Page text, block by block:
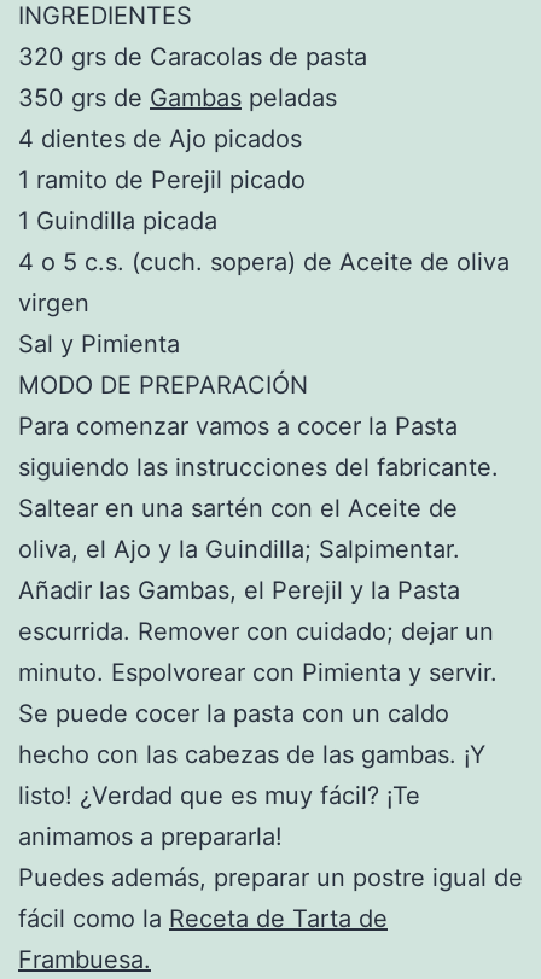
INGREDIENTES
320 grs de Caracolas de pasta
350 grs de Gambas peladas
4 dientes de Ajo picados
1 ramito de Perejil picado
1 Guindilla picada
4 o 5 c.s. (cuch. sopera) de Aceite de oliva
virgen
Sal y Pimienta
MODO DE PREPARACIÓN
Para comenzar vamos a cocer la Pasta
siguiendo las instrucciones del fabricante.
Saltear en una sartén con el Aceite de
oliva, el Ajo y la Guindilla; Salpimentar.
Añadir las Gambas, el Perejil y la Pasta
escurrida. Remover con cuidado; dejar un
minuto. Espolvorear con Pimienta y servir.
Se puede cocer la pasta con un caldo
hecho con las cabezas de las gambas. ¡Y
listo! ¿Verdad que es muy fácil? ¡Te
animamos a prepararla!
Puedes además, preparar un postre igual de
fácil como la Receta de Tarta de
Frambuesa.